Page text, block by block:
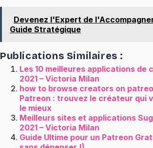
Devenez l'Expert de
Guide Stratégique
Publications Similaires :
Les 10 meilleures applications de
2021 – Victoria Milan
how to browse creators on
Patreon : trouvez le créateur qui
le mieux
Meilleurs sites et applications
2021 – Victoria Milan
Guide Ultime pour un Patreon